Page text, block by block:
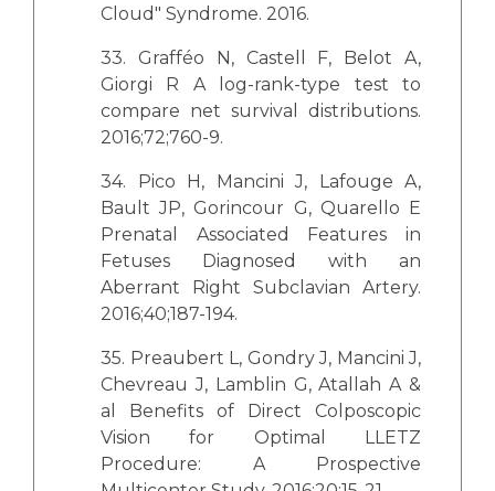
Cloud" Syndrome. 2016.
33. Grafféo N, Castell F, Belot A,
Giorgi R A log-rank-type test to
compare net survival distributions.
2016;72;760-9.
34. Pico H, Mancini J, Lafouge A,
Bault JP, Gorincour G, Quarello E
Prenatal Associated Features in
Fetuses Diagnosed with an
Aberrant Right Subclavian Artery.
2016;40;187-194.
35. Preaubert L, Gondry J, Mancini J,
Chevreau J, Lamblin G, Atallah A &
al Benefits of Direct Colposcopic
Vision for Optimal LLETZ
Procedure: A Prospective